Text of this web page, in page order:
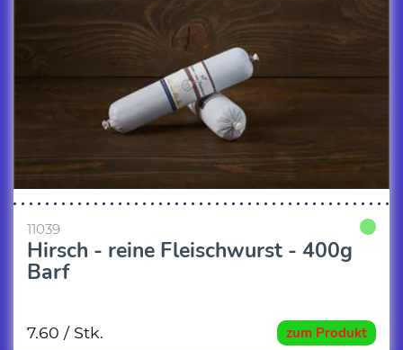
11039
Hirsch - reine Fleischwurst - 400g
Barf
zum Produkt
7.60 / Stk.